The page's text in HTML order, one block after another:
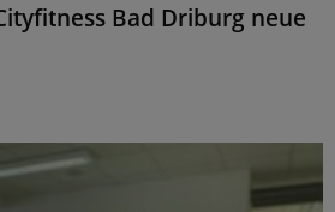
Bad Driburg neue